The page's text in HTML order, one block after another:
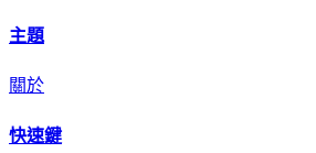
主題
關於
快速鍵